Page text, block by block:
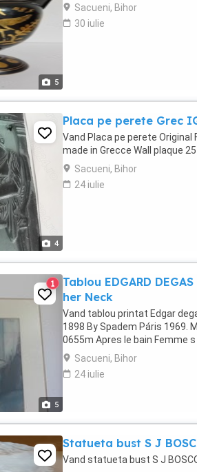
5
Sacueni, Bihor
30 iulie
4
Placa pe perete Grec
Vand Placa pe perete Original
made in Grecce Wall plaque
Sacueni, Bihor
24 iulie
5
1
Tablou EDGARD
her Neck
Vand tablou printat Edgar
1898 By Spadem Páris 1969.
0655m Apres le bain Femme
Sacueni, Bihor
24 iulie
Statueta bust S J
Vand statueta bust S J